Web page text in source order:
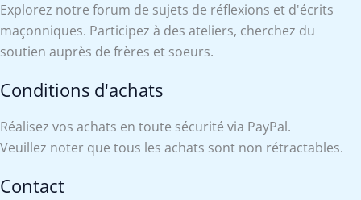
Explorez notre forum de sujets de réflexions et d'écrits
maçonniques. Participez à des ateliers, cherchez du
soutien auprès de frères et soeurs.
Conditions d'achats
Réalisez vos achats en toute sécurité via PayPal.
Veuillez noter que tous les achats sont non rétractables.
Contact